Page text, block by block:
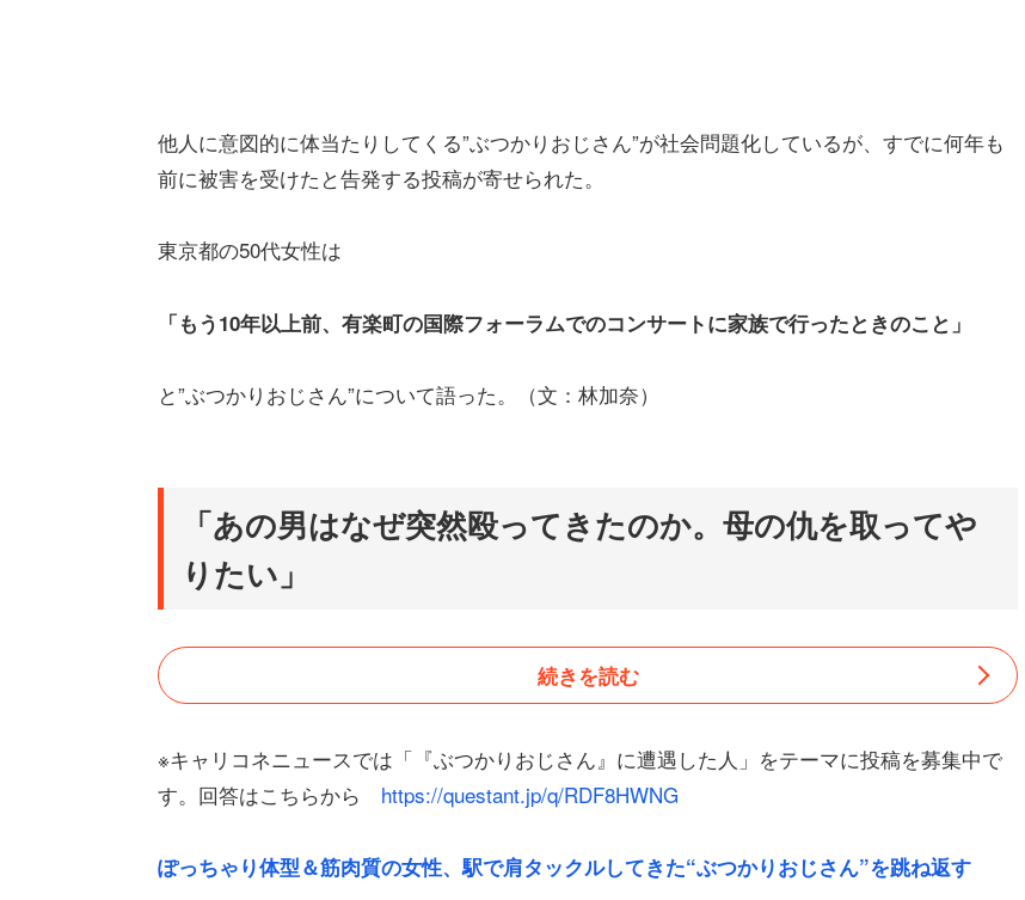
他人に意図的に体当たりしてくる”ぶつかりおじさん”が社会問題化しているが、すでに何年も
前に被害を受けたと告発する投稿が寄せられた。
東京都の50代女性は
「もう10年以上前、有楽町の国際フォーラムでのコンサートに家族で行ったときのこと」
と”ぶつかりおじさん”について語った。（文：林加奈）
「あの男はなぜ突然殴ってきたのか。母の仇を取ってや
りたい」
続きを読む
※キャリコネニュースでは「『ぶつかりおじさん』に遭遇した人」をテーマに投稿を募集中で
す。回答はこちらから https://questant.jp/q/RDF8HWNG
ぽっちゃり体型＆筋肉質の女性、駅で肩タックルしてきた“ぶつかりおじさん”を跳ね返す